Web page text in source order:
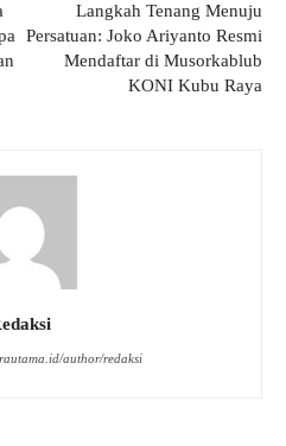
Langkah Tenang Menuju
Persatuan: Joko Ariyanto Resmi
Mendaftar di Musorkablub
KONI Kubu Raya
author/redaksi